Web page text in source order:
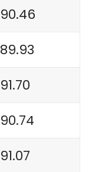
90.46
89.93
91.70
90.74
91.07